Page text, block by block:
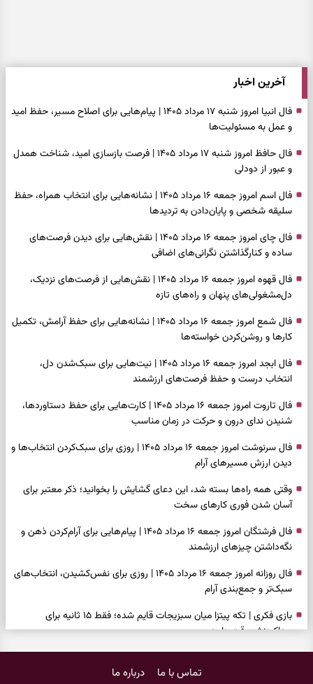
آخرین اخبار
فال انبیا امروز شنبه ۱۷ مرداد ۱۴۰۵ | پیام‌هایی برای اصلاح مسیر، حفظ امید
و عمل به مسئولیت‌ها
فال حافظ امروز شنبه ۱۷ مرداد ۱۴۰۵ | فرصت بازسازی امید، شناخت همدل
و عبور از دودلی
فال اسم امروز جمعه ۱۶ مرداد ۱۴۰۵ | نشانه‌هایی برای انتخاب همراه، حفظ
سلیقه شخصی و پایان‌دادن به تردیدها
فال چای امروز جمعه ۱۶ مرداد ۱۴۰۵ | نقش‌هایی برای دیدن فرصت‌های
ساده و کنارگذاشتن نگرانی‌های اضافی
فال قهوه امروز جمعه ۱۶ مرداد ۱۴۰۵ | نقش‌هایی از فرصت‌های نزدیک،
دل‌مشغولی‌های پنهان و راه‌های تازه
فال شمع امروز جمعه ۱۶ مرداد ۱۴۰۵ | نشانه‌هایی برای حفظ آرامش، تکمیل
کارها و روشن‌کردن خواسته‌ها
فال ابجد امروز جمعه ۱۶ مرداد ۱۴۰۵ | نیت‌هایی برای سبک‌شدن دل،
انتخاب درست و حفظ فرصت‌های ارزشمند
فال تاروت امروز جمعه ۱۶ مرداد ۱۴۰۵ | کارت‌هایی برای حفظ دستاوردها،
شنیدن ندای درون و حرکت در زمان مناسب
فال سرنوشت امروز جمعه ۱۶ مرداد ۱۴۰۵ | روزی برای سبک‌کردن انتخاب‌ها و
دیدن ارزش مسیرهای آرام
وقتی همه راه‌ها بسته شد، این دعای گشایش را بخوانید؛ ذکر معتبر برای
آسان شدن فوری کارهای سخت
فال فرشتگان امروز جمعه ۱۶ مرداد ۱۴۰۵ | پیام‌هایی برای آرام‌کردن ذهن و
نگه‌داشتن چیزهای ارزشمند
فال روزانه امروز جمعه ۱۶ مرداد ۱۴۰۵ | روزی برای نفس‌کشیدن، انتخاب‌های
سبک‌تر و جمع‌بندی آرام
بازی فکری | تکه پیتزا میان سبزیجات قایم شده؛ فقط ۱۵ ثانیه برای
پیداکردنش وقت دارید
سنجیده و رهاشدن از انتظارهای بی‌نتیجه
تماس با ما درباره ما